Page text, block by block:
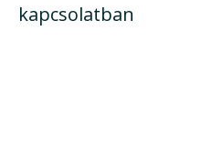
kapcsolatban